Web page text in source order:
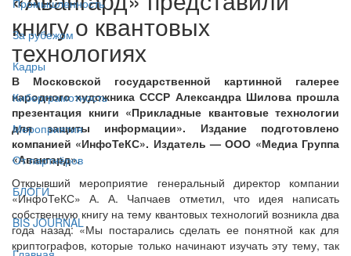
Промышленность
За рубежом
Кадры
Киберграмотность
Мероприятия
От партнёров
БЛОГИ
BIS JOURNAL
книгу о квантовых
технологиях
В Московской государственной картинной галерее
народного художника СССР Александра Шилова прошла
презентация книги «Прикладные квантовые технологии
для защиты информации». Издание подготовлено
компанией «ИнфоТеКС». Издатель — ООО «Медиа Группа
«Авангард».
Открывший мероприятие генеральный директор компании
«ИнфоТеКС» А. А. Чапчаев отметил, что идея написать
собственную книгу на тему квантовых технологий возникла два
года назад: «Мы постарались сделать ее понятной как для
криптографов, которые только начинают изучать эту тему, так